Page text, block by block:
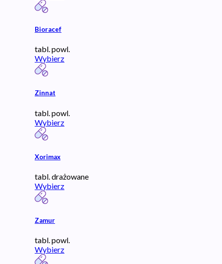
Bioracef
tabl. powl.
Wybierz
Zinnat
tabl. powl.
Wybierz
Xorimax
tabl. drażowane
Wybierz
Zamur
tabl. powl.
Wybierz